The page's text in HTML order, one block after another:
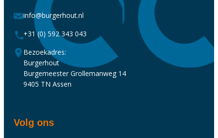
info@burgerhout.nl
+31 (0) 592 343 043
Bezoekadres:
Burgerhout
Burgemeester Grollemanweg 14
9405 TN Assen
Volg ons